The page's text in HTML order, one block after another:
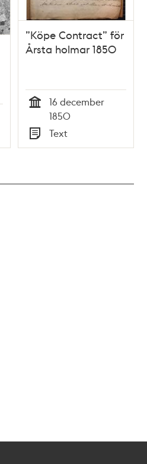
”Köpe Contract” för
Årsta holmar 1850
16 december
1850
Typ
Text